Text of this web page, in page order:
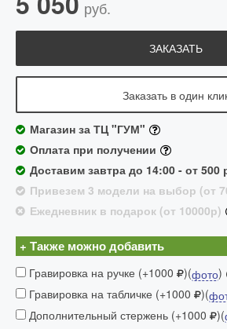
руб.
ЗАКАЗАТЬ
Заказать в один
Магазин за ТЦ "ГУМ"
Оплата при получении
Доставим завтра до 14:00 - от 500
Привезем 3 модели на выбор (от
Ежедневник в подарок (от 10000р)
+ Также можно добавить
Гравировка на ручке (+1000 )(фото)
Гравировка на табличке (+1000
)(
Дополнительный стержень (+1000
)(